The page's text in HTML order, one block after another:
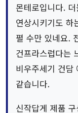
몬테로입니다.
연상시키기도 하
펼 수만 있네요.
건프라스럽다는
비우주세기 건담
같습니다.
신작답게 제품